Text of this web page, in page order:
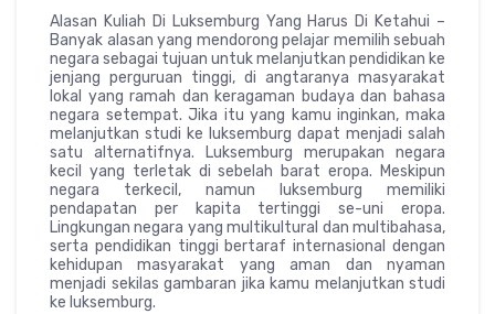
Alasan Kuliah Di Luksemburg Yang Harus Di Ketahui –
Banyak alasan yang mendorong pelajar memilih sebuah
negara sebagai tujuan untuk melanjutkan pendidikan ke
jenjang perguruan tinggi, di angtaranya masyarakat
lokal yang ramah dan keragaman budaya dan bahasa
negara setempat. Jika itu yang kamu inginkan, maka
melanjutkan studi ke luksemburg dapat menjadi salah
satu alternatifnya. Luksemburg merupakan negara
kecil yang terletak di sebelah barat eropa. Meskipun
negara terkecil, namun luksemburg memiliki
pendapatan per kapita tertinggi se-uni eropa.
Lingkungan negara yang multikultural dan multibahasa,
serta pendidikan tinggi bertaraf internasional dengan
kehidupan masyarakat yang aman dan nyaman
menjadi sekilas gambaran jika kamu melanjutkan studi
ke luksemburg.